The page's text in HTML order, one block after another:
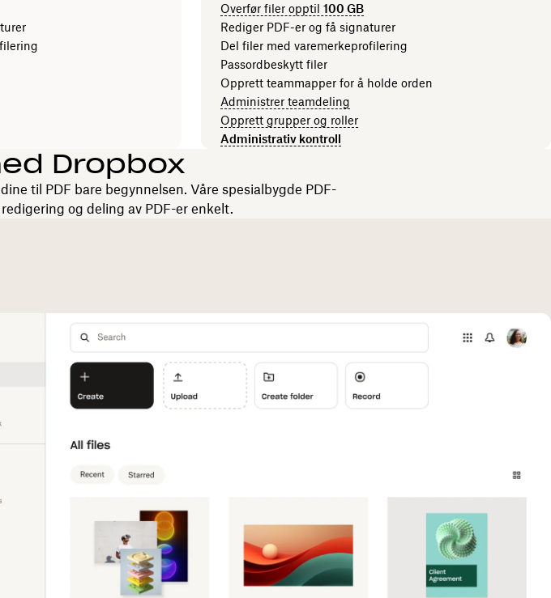
Overfør filer opptil 100 GB
Rediger PDF-er og få signaturer
Del filer med varemerkeprofilering
Passordbeskytt filer
Opprett teammapper for å holde orden
Administrer teamdeling
Opprett grupper og roller
Administrativ kontroll
Dropbox
til PDF bare begynnelsen. Våre spesialbygde PDF-
og deling av PDF-er enkelt.